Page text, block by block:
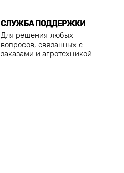
СЛУЖБА ПОДДЕРЖКИ
Для решения любых
вопросов, связанных с
заказами и агротехникой